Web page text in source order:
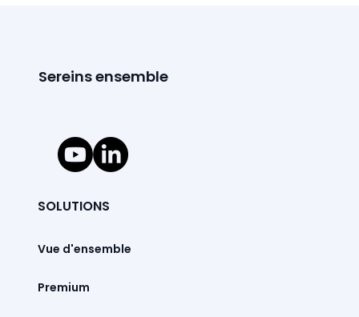
Sereins ensemble
SOLUTIONS
Vue d'ensemble
Premium